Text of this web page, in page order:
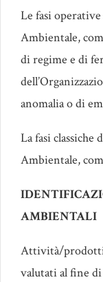
Le fasi
Ambientale,
di regime e di
anomalia o di
La fasi classiche
Ambientale,
AMBIENTALI
Attività/
valutati al fine